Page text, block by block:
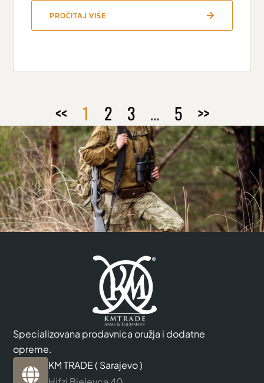
PROČITAJ VIŠE
<< 1 2 3 … 5 >>
Specializovana prodavnica oružja i dodatne
opreme.
KM TRADE ( Sarajevo )